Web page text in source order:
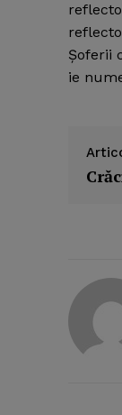
Şoferii
ie